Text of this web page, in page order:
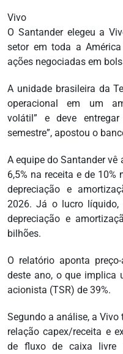
Vivo
O Santander elegeu a
setor em toda a
ações negociadas em
A unidade brasileira da
operacional em um
volátil” e deve
semestre”, apostou o
A equipe do Santander
6,5% na receita e de
depreciação e
2026. Já o lucro líquido,
depreciação e
bilhões.
O relatório aponta
deste ano, o que implica
acionista (TSR) de 39%.
Segundo a análise, a
relação capex/receita e
de fluxo de caixa livre